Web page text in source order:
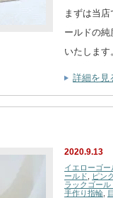
まずは当
ールドの純
いたしま
詳細を見
2020.9.13
イエローゴー
ールド
ピン
ラックゴール
手作り指輪